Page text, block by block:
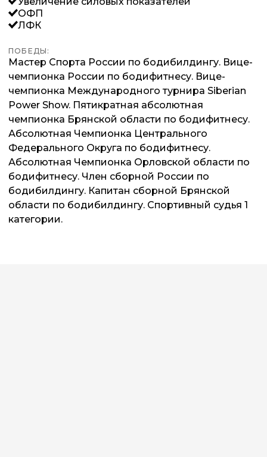
ОФП
ЛФК
ПОБЕДЫ:
Мастер Спорта России по бодибилдингу. Вице-
чемпионка России по бодифитнесу. Вице-
чемпионка Международного турнира Siberian
Power Show. Пятикратная абсолютная
чемпионка Брянской области по бодифитнесу.
Абсолютная Чемпионка Центрального
Федерального Округа по бодифитнесу.
Абсолютная Чемпионка Орловской области по
бодифитнесу. Член сборной России по
бодибилдингу. Капитан сборной Брянской
области по бодибилдингу. Спортивный судья 1
категории.